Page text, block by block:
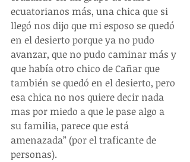
ecuatorianos más, una chica que si
llegó nos dijo que mi esposo se quedó
en el desierto porque ya no pudo
avanzar, que no pudo caminar más y
que había otro chico de Cañar que
también se quedó en el desierto, pero
esa chica no nos quiere decir nada
mas por miedo a que le pase algo a
su familia, parece que está
amenazada” (por el traficante de
personas).